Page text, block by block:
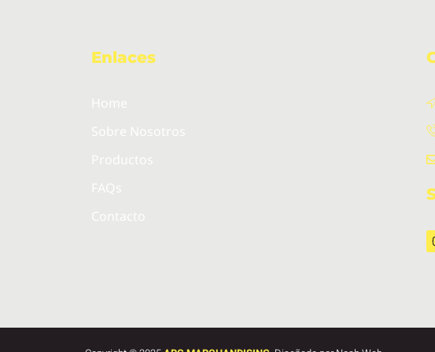
Enlaces
Home
Sobre Nosotros
Productos
FAQs
Contacto